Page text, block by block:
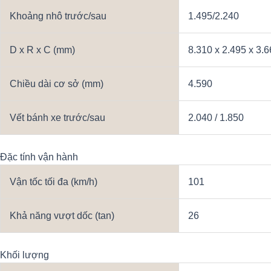
Khoảng nhô trước/sau 1.495/2.240
D x R x C (mm) 8.310 x 2.495 x
Chiều dài cơ sở (mm) 4.590
Vết bánh xe trước/sau 2.040 / 1.850
Đặc tính vận hành
Vận tốc tối đa (km/h) 101
Khả năng vượt dốc (tan) 26
Khối lượng